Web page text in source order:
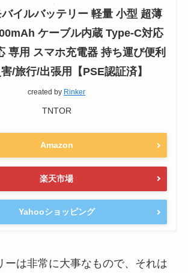
イルバッテリー 軽量 小型 超薄
ケーブル内蔵 Type-C対応
専用 スマホ充電器 持ち運び便利
/旅行/出張用【PSE認証済】
created by Rinker
TNTOR
Amazon
楽天市場
Yahooショッピング
ーは非常に大事なもので、それは